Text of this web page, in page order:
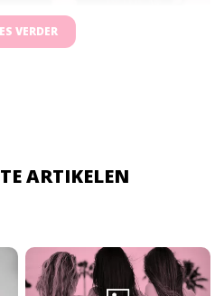
VERDER
ARTIKELEN